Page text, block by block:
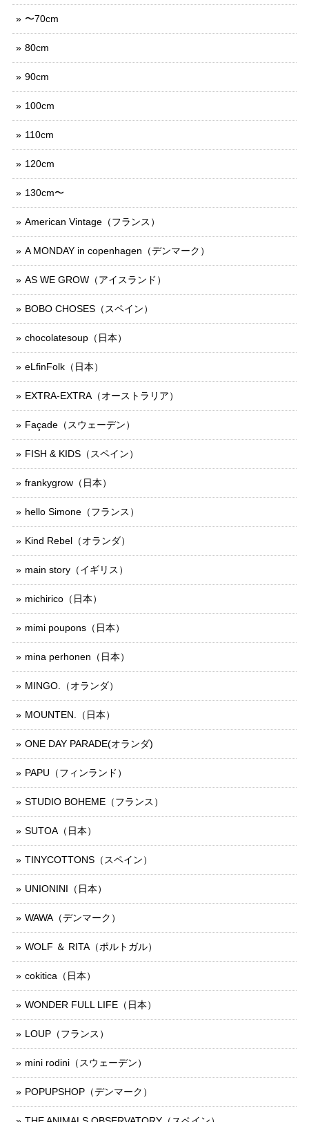
〜70cm
80cm
90cm
100cm
110cm
120cm
130cm〜
American Vintage（フランス）
A MONDAY in copenhagen（デンマーク）
AS WE GROW（アイスランド）
BOBO CHOSES（スペイン）
chocolatesoup（日本）
eLfinFolk（日本）
EXTRA-EXTRA（オーストラリア）
Façade（スウェーデン）
FISH & KIDS（スペイン）
frankygrow（日本）
hello Simone（フランス）
Kind Rebel（オランダ）
main story（イギリス）
michirico（日本）
mimi poupons（日本）
mina perhonen（日本）
MINGO.（オランダ）
MOUNTEN.（日本）
ONE DAY PARADE(オランダ)
PAPU（フィンランド）
STUDIO BOHEME（フランス）
SUTOA（日本）
TINYCOTTONS（スペイン）
UNIONINI（日本）
WAWA（デンマーク）
WOLF ＆ RITA（ポルトガル）
cokitica（日本）
WONDER FULL LIFE（日本）
LOUP（フランス）
mini rodini（スウェーデン）
POPUPSHOP（デンマーク）